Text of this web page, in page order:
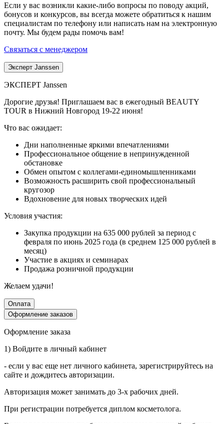
Если у вас возникли какие-либо вопросы по поводу акций,
бонусов и конкурсов, вы всегда можете обратиться к нашим
специалистам по телефону или написать нам на электронную
почту. Мы будем рады помочь вам!
Связаться с менеджером
Эксперт Janssen
ЭКСПЕРТ Janssen
Дорогие друзья! Приглашаем вас в ежегодный BEAUTY
TOUR в Нижний Новгород 19-22 июня!
Что вас ожидает:
Дни наполненные яркими впечатлениями
Профессиональное общение в непринужденной
обстановке
Обмен опытом с коллегами-единомышленниками
Возможность расширить свой профессиональный
кругозор
Вдохновение для новых творческих идей
Условия участия:
Закупка продукции на 635 000 рублей за период с
февраля по июнь 2025 года (в среднем 125 000 рублей в
месяц)
Участие в акциях и семинарах
Продажа розничной продукции
Желаем удачи!
Оплата
Оформление заказов
Оформление заказа
1) Войдите в личный кабинет
- если у вас еще нет личного кабинета, зарегистрируйтесь на
сайте и дождитесь авторизации.
Авторизация может занимать до 3-х рабочих дней.
При регистрации потребуется диплом косметолога.